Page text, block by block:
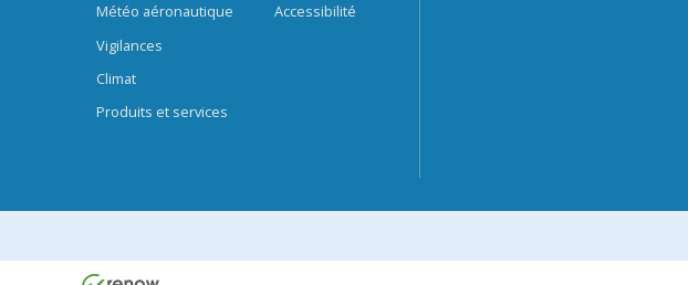
Météo aéronautique
Vigilances
Climat
Produits et services
Accessibilité